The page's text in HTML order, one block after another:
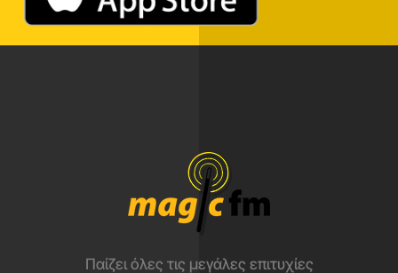
Παίζει όλες τις μεγάλες επιτυχίες